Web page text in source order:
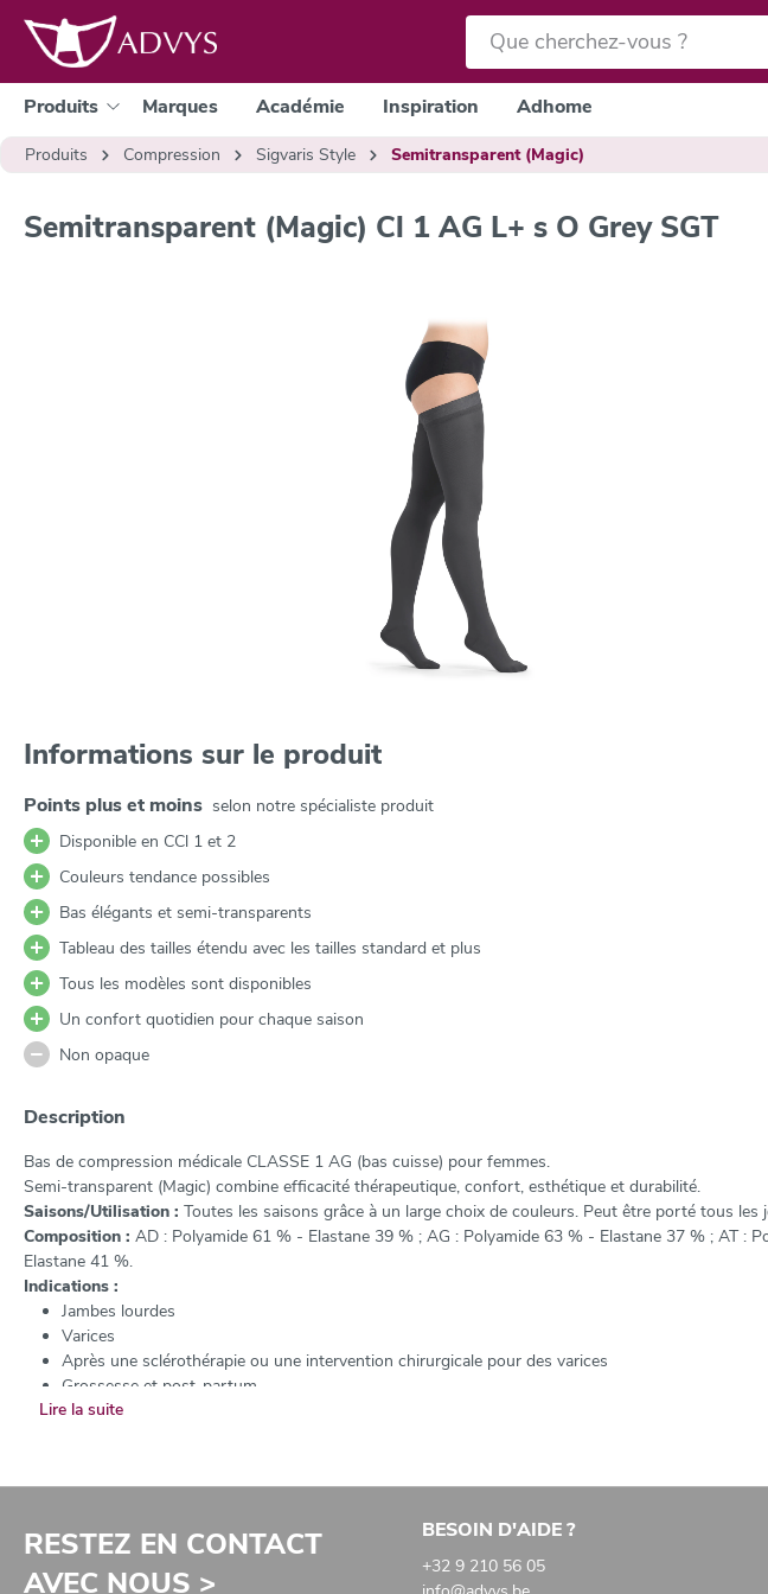
recherche Passer à la navigation principale
Produits Marques Académie Inspiration Adhome
Produits
Compression Sigvaris Style Semitransparent (Magic)
Semitransparent (Magic) Cl 1 AG L+ s O Grey SGT
Informations sur le produit
Points plus et moins selon notre spécialiste produit
Disponible en CCl 1 et 2
Couleurs tendance possibles
Bas élégants et semi-transparents
Tableau des tailles étendu avec les tailles standard et plus
Tous les modèles sont disponibles
Un confort quotidien pour chaque saison
Non opaque
Description
Bas de compression médicale CLASSE 1 AG (bas cuisse) pour femmes.
Semi-transparent (Magic) combine efficacité thérapeutique, confort, esthétique et durabilité.
Saisons/Utilisation : Toutes les saisons grâce à un large choix de couleurs. Peut être porté tous les
Composition : AD : Polyamide 61 % - Elastane 39 % ; AG : Polyamide 63 % - Elastane 37 % ; AT :
Elastane 41 %.
Indications :
Jambes lourdes
Varices
Après une sclérothérapie ou une intervention chirurgicale pour des varices
Grossesse et post-partum
Lire la suite
RESTEZ EN CONTACT
AVEC NOUS >
BESOIN D'AIDE ?
+32 9 210 56 05